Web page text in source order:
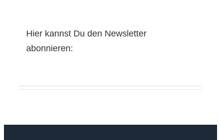
Hier kannst Du den Newsletter
abonnieren: